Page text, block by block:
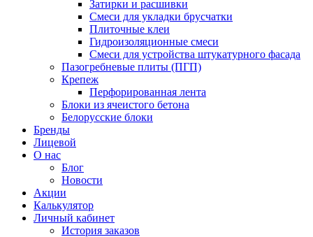
Затирки и расшивки
Смеси для укладки брусчатки
Плиточные клеи
Гидроизоляционные смеси
Смеси для устройства штукатурного фасада
Пазогребневые плиты (ПГП)
Крепеж
Перфорированная лента
Блоки из ячеистого бетона
Белорусские блоки
Бренды
Лицевой
О нас
Блог
Новости
Акции
Калькулятор
Личный кабинет
История заказов